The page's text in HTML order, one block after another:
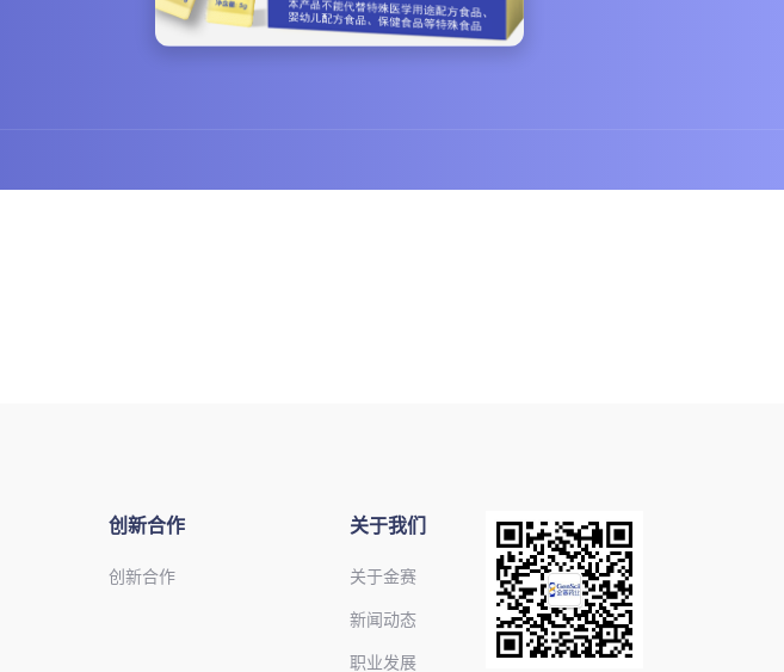
创新合作
创新合作
关于我们
关于金赛
新闻动态
职业发展